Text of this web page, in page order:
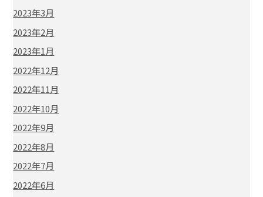
2023年3月
2023年2月
2023年1月
2022年12月
2022年11月
2022年10月
2022年9月
2022年8月
2022年7月
2022年6月